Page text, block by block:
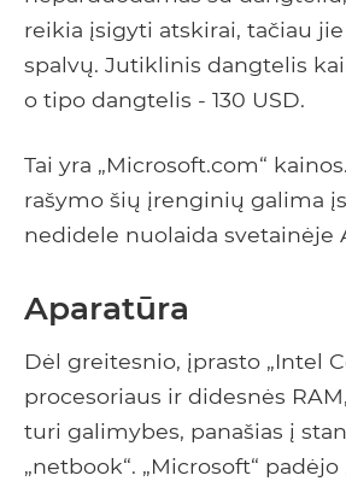
reikia įsigyti atskirai, tačiau
spalvų. Jutiklinis dangtelis
o tipo dangtelis - 130 USD.
Tai yra „Microsoft.com“
rašymo šių įrenginių galima
nedidele nuolaida svetainėje
Aparatūra
Dėl greitesnio, įprasto „Intel
procesoriaus ir didesnės
turi galimybes, panašias į
„netbook“. „Microsoft“ padėjo